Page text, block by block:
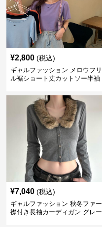
¥2,800 (税込)
ギャルファッション メロウフリ
ル裾ショート丈カットソー半袖
¥7,040 (税込)
ギャルファッション 秋冬ファー
襟付き長袖カーディガン グレー